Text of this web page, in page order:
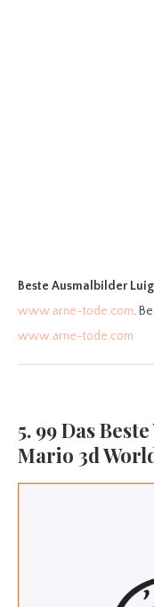
Beste Ausmalbilder
www.arne-tode.com.
www.arne-tode.com
5. 99 Das
Mario 3d